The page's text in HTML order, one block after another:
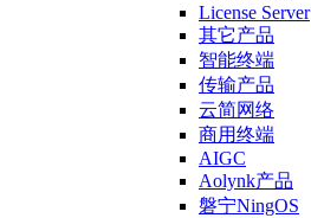
License Server
其它产品
智能终端
传输产品
云简网络
商用终端
AIGC
Aolynk产品
磐宁NingOS